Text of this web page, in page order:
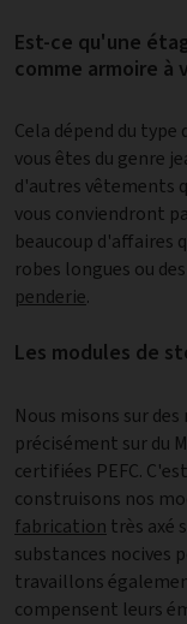
Est-ce qu'une
comme armoire à
Cela dépend du type
vous êtes du genre
d'autres vêtements
vous conviendront
beaucoup d'affaires
robes longues ou
penderie.
Les modules de
Nous misons sur
précisément sur du
certifiées PEFC.
construisons nos
fabrication très axé
substances nocives
travaillons
compensent leurs